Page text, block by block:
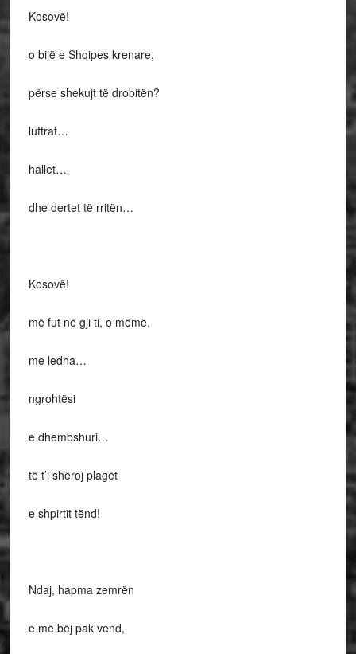
Kosovë!
o bijë e Shqipes krenare,
përse shekujt të drobitën?
luftrat…
hallet…
dhe dertet të rritën…
Kosovë!
më fut në gji ti, o mëmë,
me ledha…
ngrohtësi
e dhembshuri…
të t’i shëroj plagët
e shpirtit tënd!
Ndaj, hapma zemrën
e më bëj pak vend,